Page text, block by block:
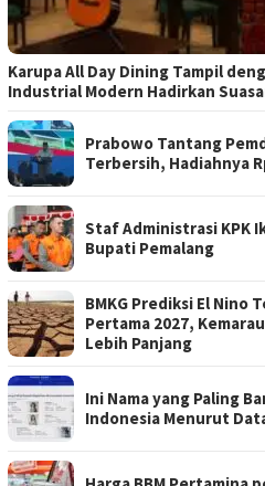
Karupa All Day Dining Tampil
Industrial Modern Hadirkan
Prabowo Tantang
Terbersih, Hadiahnya
Staf Administrasi KPK
Bupati Pemalang
BMKG Prediksi El Nino
Pertama 2027,
Lebih Panjang
Ini Nama yang Paling
Indonesia Menurut